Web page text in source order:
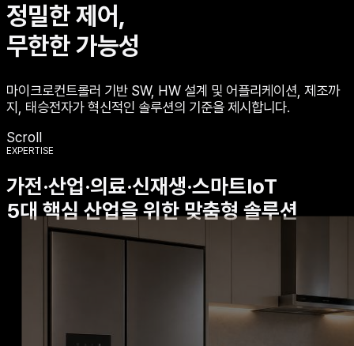
정밀한 제어,
무한한 가능성
마이크로컨트롤러 기반 SW, HW 설계 및 어플리케이션, 제조까
지, 태승전자가 혁신적인 솔루션의 기준을 제시합니다.
Scroll
EXPERTISE
가전·산업·의료·신재생·스마트IoT
5대 핵심 산업을 위한 맞춤형 솔루션